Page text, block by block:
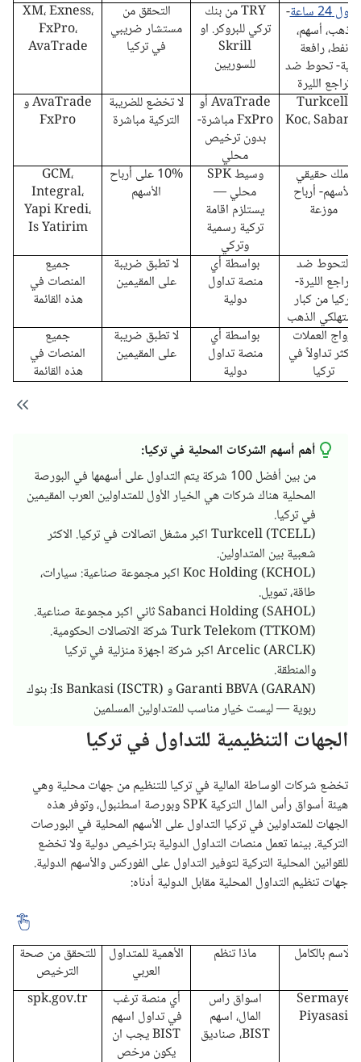
XM، Exness،
FxPro،
AvaTrade
التحقق من
مستشار ضريبي
في تركيا
TRY من بنك
تركي للبروكر. او
Skrill
للسوريين
تداول 24 ساعة
-
ذهب، أسهم،
نفط، رافعة
مالية- تحوط ضد
تراجع الليرة
AvaTrade و
FxPro
لا تخضع للضريبة
التركية مباشرة
AvaTrade أو
FxPro مباشرة-
بدون ترخيص
محلي
Turkcell،
Koc، Sabanci
GCM،
Integral،
Yapi Kredi،
Is Yatirim
10% على أرباح
الأسهم
وسيط SPK
محلي —
يستلزم اقامة
تركية رسمية
وتركي
تملك حقيقي
للأسهم- أرباح
موزعة
جميع
المنصات في
هذه القائمة
لا تطبق ضريبة
على المقيمين
بواسطة أي
منصة تداول
دولية
التحوط ضد
تراجع الليرة-
تركيا من كبار
مستهلكي الذهب
جميع
المنصات في
هذه القائمة
لا تطبق ضريبة
على المقيمين
بواسطة أي
منصة تداول
دولية
أزواج العملات
الأكثر تداولاً في
تركيا
أهم أسهم الشركات المحلية في تركيا:
من بين أفضل 100 شركة يتم التداول على أسهمها في البورصة
المحلية هناك شركات هي الخيار الأول للمتداولين العرب المقيمين
في تركيا.
Turkcell (TCELL) اكبر مشغل اتصالات في تركيا. الاكثر
شعبية بين المتداولين.
Koc Holding (KCHOL) اكبر مجموعة صناعية: سيارات،
طاقة، تمويل.
Sabanci Holding (SAHOL) ثاني اكبر مجموعة صناعية.
Turk Telekom (TTKOM) شركة الاتصالات الحكومية.
Arcelic (ARCLK) اكبر شركة اجهزة منزلية في تركيا
والمنطقة.
Garanti BBVA (GARAN) و Is Bankasi (ISCTR): بنوك
ربوية — ليست خيار مناسب للمتداولين المسلمين
الجهات التنظيمية للتداول في تركيا
تخضع شركات الوساطة المالية في تركيا للتنظيم من جهات محلية وهي
هيئة أسواق رأس المال التركية SPK وبورصة اسطنبول، وتوفر هذه
الجهات للمتداولين في تركيا التداول على الأسهم المحلية في البورصات
التركية. بينما تعمل منصات التداول الدولية بتراخيص دولية ولا تخضع
للقوانين المحلية التركية لتوفير التداول على الفوركس والأسهم الدولية.
جهات تنظيم التداول المحلية مقابل الدولية أدناه:
للتحقق من صحة
الترخيص
الأهمية للمتداول
العربي
ماذا تنظم الاسم بالكامل
spk.gov.tr
أي منصة ترغب
في تداول اسهم
BIST يجب ان
يكون مرخص
اسواق راس
المال، اسهم
BIST، صناديق
Sermaye
Piyasasi